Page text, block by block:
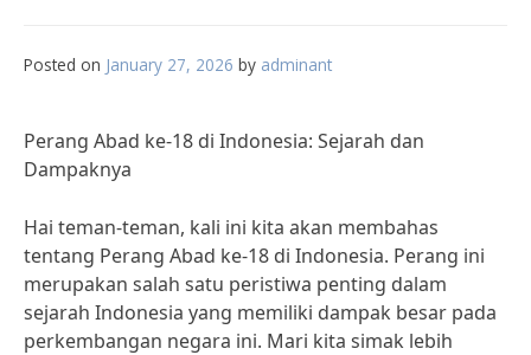
Posted on January 27, 2026 by adminant
Perang Abad ke-18 di Indonesia: Sejarah dan
Dampaknya
Hai teman-teman, kali ini kita akan membahas
tentang Perang Abad ke-18 di Indonesia. Perang ini
merupakan salah satu peristiwa penting dalam
sejarah Indonesia yang memiliki dampak besar pada
perkembangan negara ini. Mari kita simak lebih